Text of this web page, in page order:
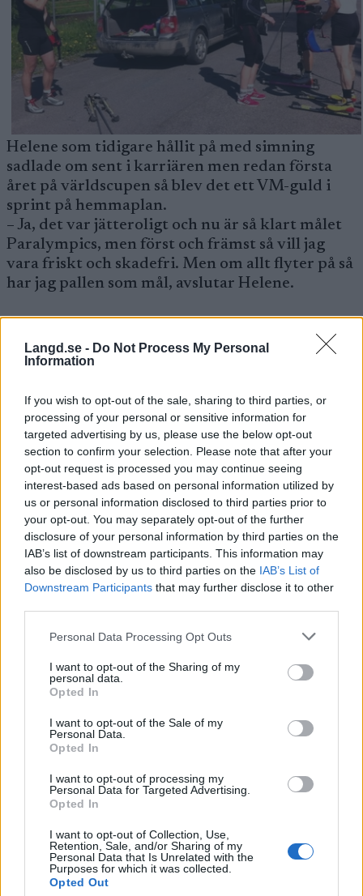
Langd.se - Do Not Process My Personal
Information
If you wish to opt-out of the sale, sharing to third parties, or
processing of your personal or sensitive information for
targeted advertising by us, please use the below opt-out
section to confirm your selection. Please note that after your
opt-out request is processed you may continue seeing
interest-based ads based on personal information utilized by
us or personal information disclosed to third parties prior to
your opt-out. You may separately opt-out of the further
disclosure of your personal information by third parties on the
IAB’s list of downstream participants. This information may
also be disclosed by us to third parties on the IAB’s List of
Downstream Participants that may further disclose it to other
Please note that this website/app uses one or more Google
not limited to your visit or usage behaviour. You may click to
grant or deny consent to Google and its third-party tags to
use your data for below specified purposes in below Google
consent section.
Personal Data Processing Opt Outs
I want to opt-out of the Sharing of my
personal data.
Opted In
I want to opt-out of the Sale of my
Personal Data.
Opted In
I want to opt-out of processing my
Personal Data for Targeted Advertising.
Opted In
I want to opt-out of Collection, Use,
Retention, Sale, and/or Sharing of my
Personal Data that Is Unrelated with the
Purposes for which it was collected.
Opted Out
Helene som tidigare hållit på med simning
sadlade om sent i karriären men redan första
året på världscupen så blev det ett VM-guld i
sprint på hemmaplan.
– Ja, det var jätteroligt och nu är så klart målet
Paralympics, men först och främst så vill jag
vara friskt och skadefri. Men om allt flyter på så
har jag pallen som mål, avslutar Helene.
stark säsong förra året med bland annat en
silverpeng på VM och en andra plats i den totala
Paralympics.
– Jag har fått en bra start på det här
träningsåret och kört hårdare än förut, säger
“Zebben”.
“Zebben” som redan har en medalj från tidigare
Paralympics siktar nu mot sprintdistansen och
20 kilometer klassiskt men har även smugit
igång med skidskytte.
– Allt kan hända i skidskytte, säger Zebastian
och skrattar.
delkropp som rena stakpass och mycket utan
stavar, avslutar Zebastian.
söndag.
Lägerprogram
Idre Juni/Juli
Torsby 4/8 – 8/8
Livigno 20/9 – 4/10